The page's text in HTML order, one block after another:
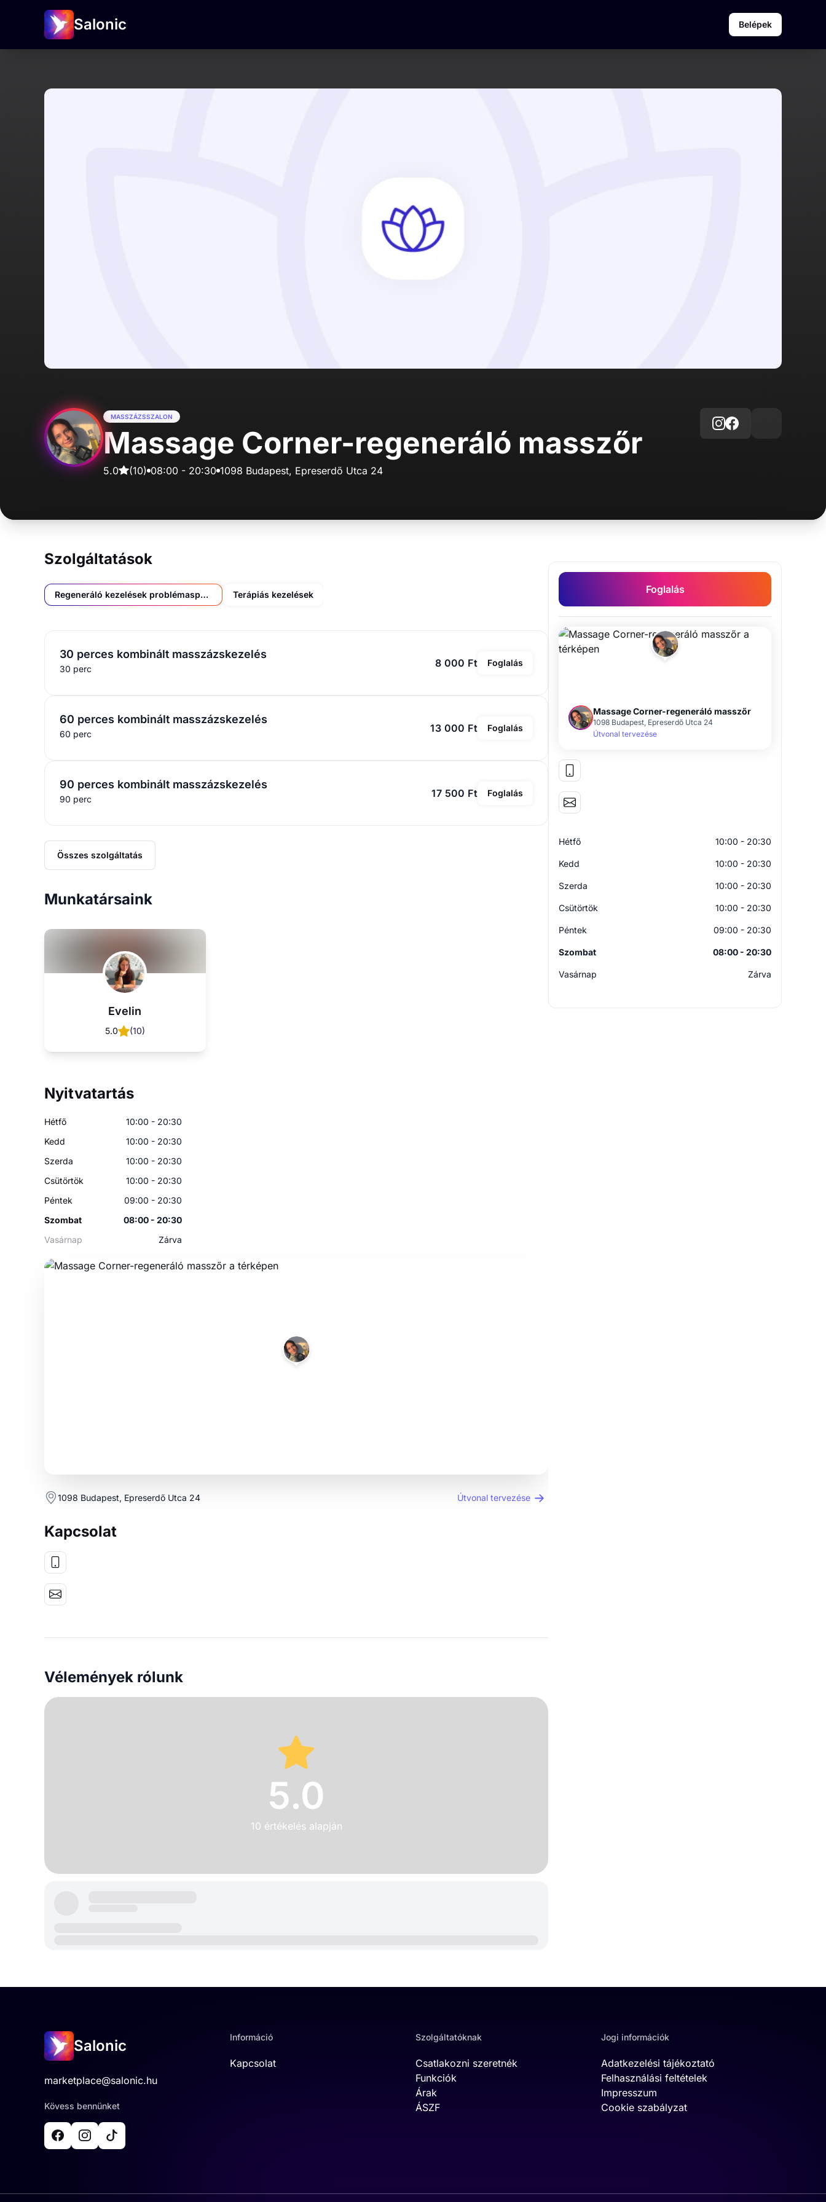
Salonic Belépek
MASSZÁZSSZALON
Massage Corner-regeneráló masszőr
5.0 (10) 08:00- 20:30 1098 Budapest, Epreserdő Utca 24
Szolgáltatások
Regeneráló kezelések problémaspecifikusan (állapotfelméréssel) Terápiás kezelések
30 perces kombinált masszázskezelés
30 perc 8 000 Ft Foglalás
60 perces kombinált masszázskezelés
60 perc 13 000 Ft Foglalás
90 perces kombinált masszázskezelés
90 perc 17 500 Ft Foglalás
Összes szolgáltatás
Munkatársaink
Evelin
5.0 (10)
Nyitvatartás
Hétfő
10:00 - 20:30
Kedd
10:00 - 20:30
Szerda
10:00 - 20:30
Csütörtök
10:00 - 20:30
Péntek
09:00 - 20:30
Szombat
08:00 - 20:30
Vasárnap
Zárva
1098 Budapest, Epreserdő Utca 24 Útvonal tervezése
Kapcsolat
Vélemények rólunk
5.0
10 értékelés alapján
Foglalás
Massage Corner-regeneráló masszőr
1098 Budapest, Epreserdő Utca 24
Útvonal tervezése
Hétfő 10:00 - 20:30
Kedd 10:00 - 20:30
Szerda 10:00 - 20:30
Csütörtök 10:00 - 20:30
Péntek 09:00 - 20:30
Szombat 08:00 - 20:30
Vasárnap Zárva
Salonic
marketplace@salonic.hu
Kövess bennünket
Információ
Kapcsolat
Szolgáltatóknak
Csatlakozni szeretnék
Funkciók
Árak
ÁSZF
Jogi információk
Adatkezelési tájékoztató
Felhasználási feltételek
Impresszum
Cookie szabályzat